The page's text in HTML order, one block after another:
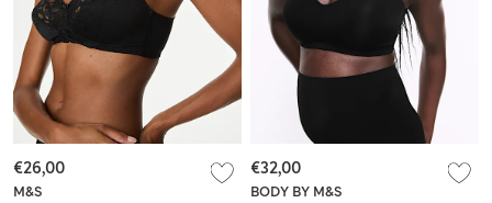
M&S
€26,00
BODY BY M&S
€32,00